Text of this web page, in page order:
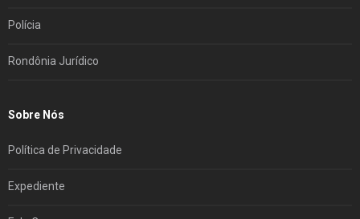
Polícia
Rondônia Jurídico
Sobre Nós
Política de Privacidade
Expediente